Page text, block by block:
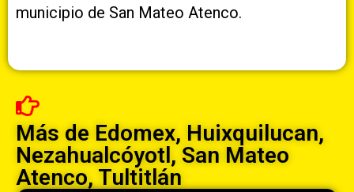
municipio de San Mateo Atenco.
Más de Edomex, Huixquilucan,
Nezahualcóyotl , San Mateo
Atenco, Tultitlán